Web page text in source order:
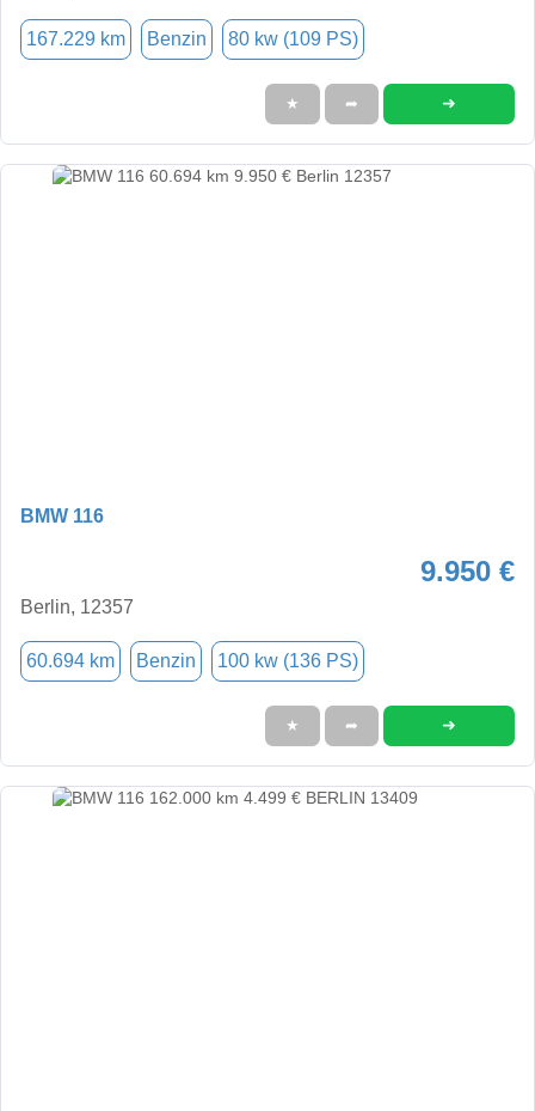
167.229 km Benzin 80 kw (109 PS)
★ ➦ ➜
BMW 116
9.950 €
Berlin, 12357
60.694 km Benzin 100 kw (136 PS)
★ ➦ ➜